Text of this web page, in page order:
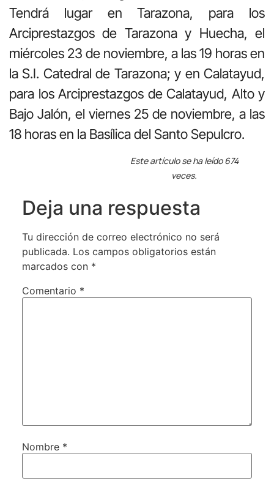
Tendrá lugar en Tarazona, para los
Arciprestazgos de Tarazona y Huecha, el
miércoles 23 de noviembre, a las 19 horas en
la S.I. Catedral de Tarazona; y en Calatayud,
para los Arciprestazgos de Calatayud, Alto y
Bajo Jalón, el viernes 25 de noviembre, a las
18 horas en la Basílica del Santo Sepulcro.
Este artículo se ha leído 674
veces.
Deja una respuesta
Tu dirección de correo electrónico no será
publicada. Los campos obligatorios están
marcados con *
Comentario *
Nombre *